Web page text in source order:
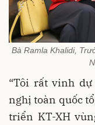
Bà Ramla Khalidi,
“Tôi rất vinh
nghị toàn quốc
triển KT-XH